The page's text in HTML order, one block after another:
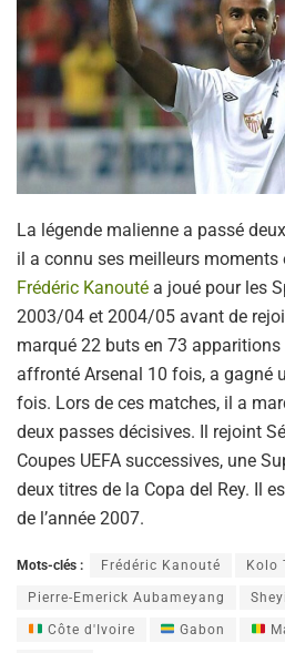
La légende malienne a passé
il a connu ses meilleurs moments
Frédéric Kanouté a joué pour les
2003/04 et 2004/05 avant de
marqué 22 buts en 73
affronté Arsenal 10 fois, a gagné
fois. Lors de ces matches, il a
deux passes décisives. Il rejoint
Coupes UEFA successives, une
deux titres de la Copa del Rey. Il
de l’année 2007.
Mots-clés : Frédéric Kanouté Kolo
Pierre-Emerick Aubameyang
Côte d'Ivoire Gabon